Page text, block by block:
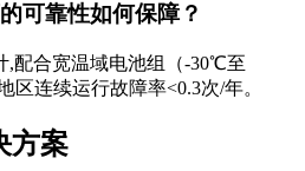
可靠性如何保障？
,配合宽温域电池组（-30℃至
连续运行故障率<0.3次/年。
方案